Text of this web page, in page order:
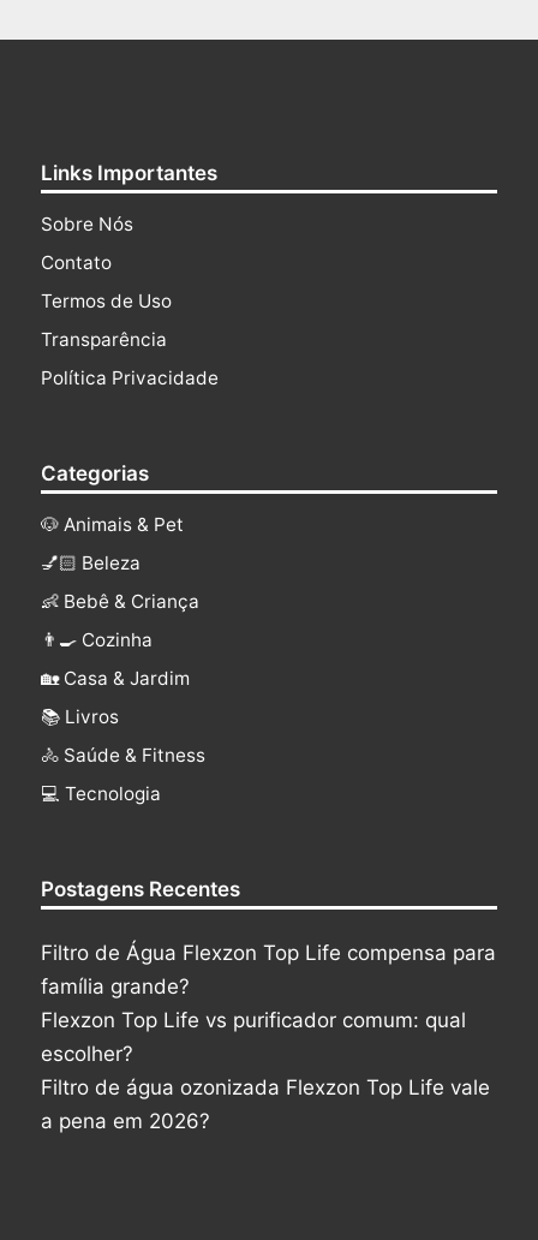
Links Importantes
Sobre Nós
Contato
Termos de Uso
Transparência
Política Privacidade
Categorias
🐶 Animais & Pet
💅🏻 Beleza
👶 Bebê & Criança
👨‍🍳 Cozinha
🏡 Casa & Jardim
📚 Livros
🚴 Saúde & Fitness
‍💻 Tecnologia
Postagens Recentes
Filtro de Água Flexzon Top Life compensa para
família grande?
Flexzon Top Life vs purificador comum: qual
escolher?
Filtro de água ozonizada Flexzon Top Life vale
a pena em 2026?